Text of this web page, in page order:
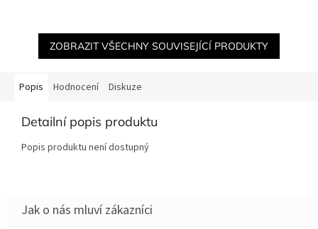
ZOBRAZIT VŠECHNY SOUVISEJÍCÍ PRODUKTY
Popis Hodnocení Diskuze
Detailní popis produktu
Popis produktu není dostupný